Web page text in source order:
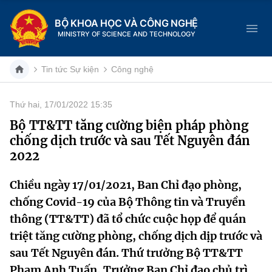
BỘ KHOA HỌC VÀ CÔNG NGHỆ
MINISTRY OF SCIENCE AND TECHNOLOGY
Danh mục
Trang chủ
Chức năng nhiệm vụ
Cơ cấu tổ chức
Lịch sử phát triển
Tin tức sự kiện
Khoa học và Công nghệ
Đổi mới sáng tạo
Dịch vụ công
Hệ thống văn bản
Tin tức Sự kiện Công nghệ
Thứ hai, 17/01/2022 15:35
Bộ TT&TT tăng cường biện pháp phòng
chống dịch trước và sau Tết Nguyên đán
2022
Chiều ngày 17/01/2021, Ban Chỉ đạo phòng,
chống Covid-19 của Bộ Thông tin và Truyền
thông (TT&TT) đã tổ chức cuộc họp để quán
triệt tăng cường phòng, chống dịch dịp trước và
sau Tết Nguyên đán. Thứ trưởng Bộ TT&TT